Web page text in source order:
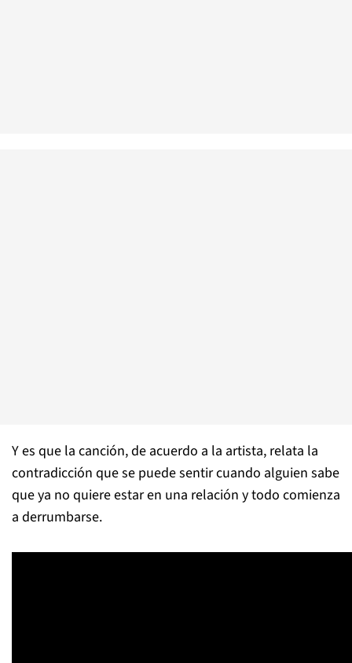
Y es que la canción, de acuerdo a la artista, relata la
contradicción que se puede sentir cuando alguien sabe
que ya no quiere estar en una relación y todo comienza
a derrumbarse.